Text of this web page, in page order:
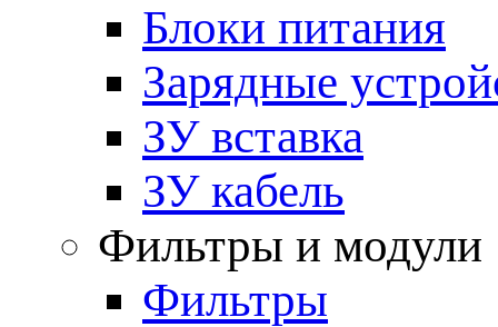
Блоки питания
Зарядные
ЗУ вставка
ЗУ кабель
Фильтры и модули
Фильтры